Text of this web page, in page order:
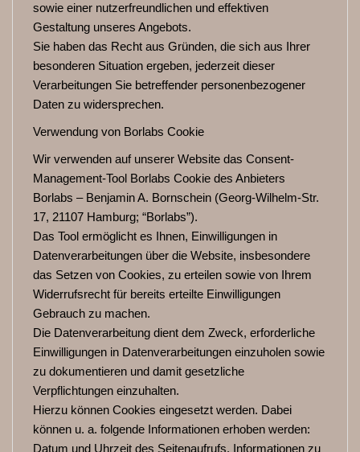
sowie einer nutzerfreundlichen und effektiven
Gestaltung unseres Angebots.
Sie haben das Recht aus Gründen, die sich aus Ihrer
besonderen Situation ergeben, jederzeit dieser
Verarbeitungen Sie betreffender personenbezogener
Daten zu widersprechen.
Verwendung von Borlabs Cookie
Wir verwenden auf unserer Website das Consent-
Management-Tool Borlabs Cookie des Anbieters
Borlabs – Benjamin A. Bornschein (Georg-Wilhelm-Str.
17, 21107 Hamburg; “Borlabs”).
Das Tool ermöglicht es Ihnen, Einwilligungen in
Datenverarbeitungen über die Website, insbesondere
das Setzen von Cookies, zu erteilen sowie von Ihrem
Widerrufsrecht für bereits erteilte Einwilligungen
Gebrauch zu machen.
Die Datenverarbeitung dient dem Zweck, erforderliche
Einwilligungen in Datenverarbeitungen einzuholen sowie
zu dokumentieren und damit gesetzliche
Verpflichtungen einzuhalten.
Hierzu können Cookies eingesetzt werden. Dabei
können u. a. folgende Informationen erhoben werden:
Datum und Uhrzeit des Seitenaufrufs, Informationen zu